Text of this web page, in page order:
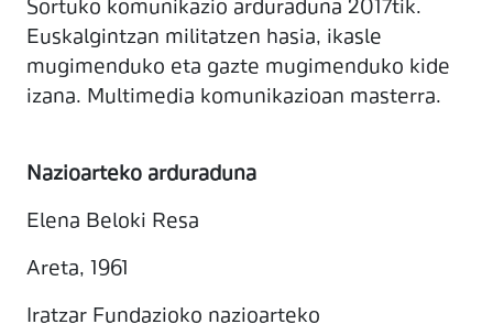
Sortuko komunikazio arduraduna 2017tik.
Euskalgintzan militatzen hasia, ikasle
mugimenduko eta gazte mugimenduko kide
izana. Multimedia komunikazioan masterra.
Nazioarteko arduraduna
Elena Beloki Resa
Areta, 1961
Iratzar Fundazioko nazioarteko